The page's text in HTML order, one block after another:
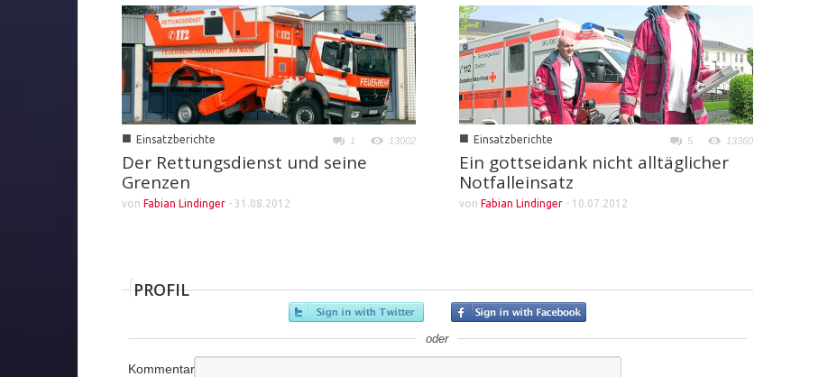
■ Einsatzberichte 1 13002
Der Rettungsdienst und seine
Grenzen
von Fabian Lindinger - 31.08.2012
■ Einsatzberichte 5 13360
Ein gottseidank nicht alltäglicher
Notfalleinsatz
von Fabian Lindinger- 10.07.2012
PROFIL
oder
Kommentar